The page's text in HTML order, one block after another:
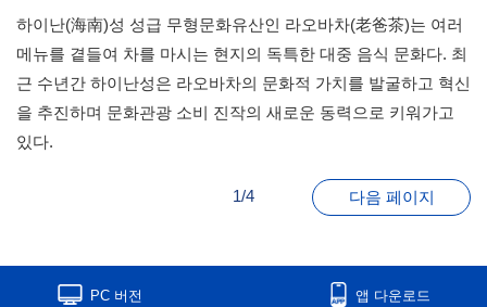
하이난(海南)성 성급 무형문화유산인 라오바차(老爸茶)는 여러
메뉴를 곁들여 차를 마시는 현지의 독특한 대중 음식 문화다. 최
근 수년간 하이난성은 라오바차의 문화적 가치를 발굴하고 혁신
을 추진하며 문화관광 소비 진작의 새로운 동력으로 키워가고
있다.
1/4 다음 페이지
PC 버전 앱 다운로드